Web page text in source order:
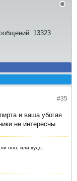
13323
#35
и ваша убогая
не интересны.
оно, или худо.